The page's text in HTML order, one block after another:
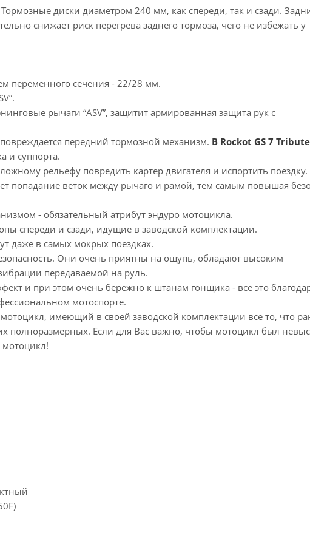
диски диаметром 240 мм, как спереди, так и сзади.
снижает риск перегрева заднего тормоза, чего не избежать у
переменного сечения - 22/28 мм.
рычаги “ASV”, защитит армированная защита рук с
передний тормозной механизм. В Rockot GS 7 Tribute
и суппорта.
рельефу повредить картер двигателя и испортить поездку.
попадание веток между рычаго и рамой, тем самым повышая
- обязательный атрибут эндуро мотоцикла.
спереди и сзади, идущие в заводской комплектации.
даже в самых мокрых поездках.
Они очень приятны на ощупь, обладают высоким
передаваемой на руль.
и при этом очень бережно к штанам гонщика - все это
мотоспорте.
имеющий в своей заводской комплектации все то, что
полноразмерных. Если для Вас важно, чтобы мотоцикл был